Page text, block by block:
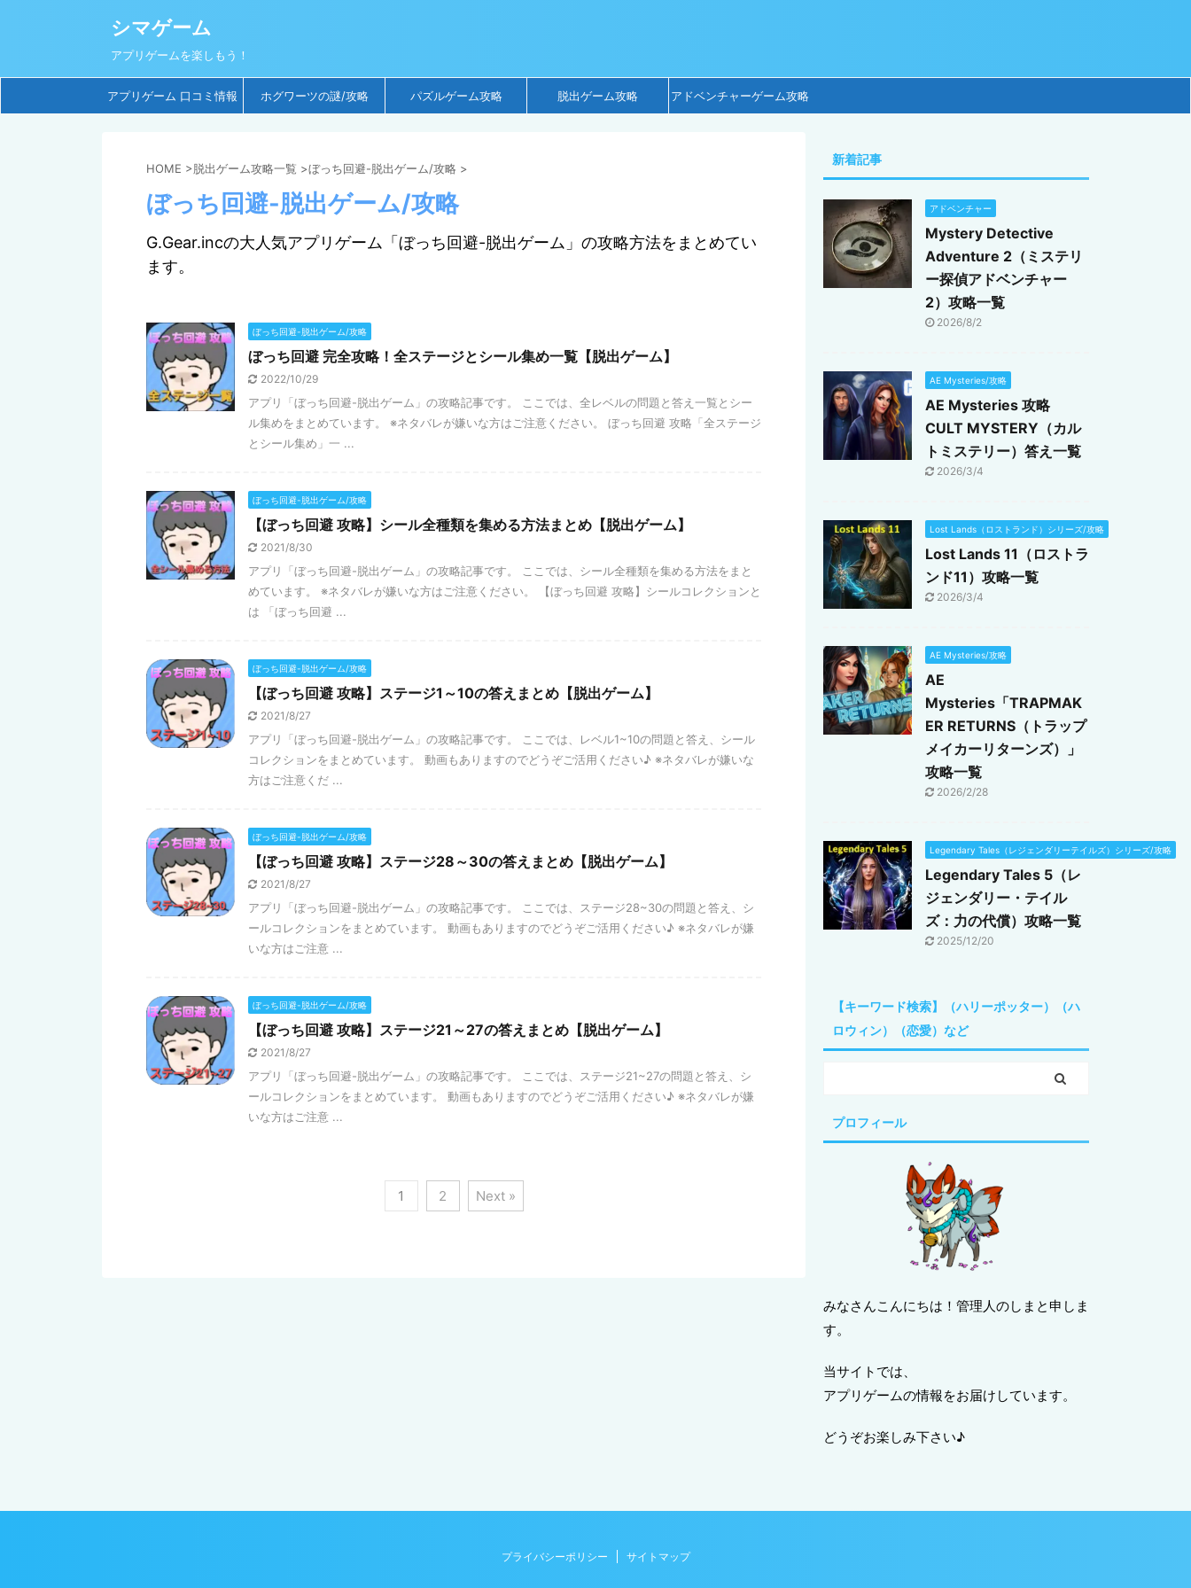
シマゲーム
アプリゲームを楽しもう！
アプリゲーム 口コミ情報 ホグワーツの謎/攻略 パズルゲーム攻略 脱出ゲーム攻略 アドベンチャーゲーム攻略
HOME >脱出ゲーム攻略一覧 >ぼっち回避-脱出ゲーム/攻略 >
ぼっち回避-脱出ゲーム/攻略
G.Gear.incの大人気アプリゲーム「ぼっち回避-脱出ゲーム」の攻略方法をまとめてい
ます。
ぼっち回避-脱出ゲーム/攻略
ぼっち回避 完全攻略！全ステージとシール集め一覧【脱出ゲーム】
2022/10/29
アプリ「ぼっち回避-脱出ゲーム」の攻略記事です。 ここでは、全レベルの問題と答え一覧とシー
ル集めをまとめています。 ※ネタバレが嫌いな方はご注意ください。 ぼっち回避 攻略「全ステージ
とシール集め」一 ...
ぼっち回避-脱出ゲーム/攻略
【ぼっち回避 攻略】シール全種類を集める方法まとめ【脱出ゲーム】
2021/8/30
アプリ「ぼっち回避-脱出ゲーム」の攻略記事です。 ここでは、シール全種類を集める方法をまと
めています。 ※ネタバレが嫌いな方はご注意ください。 【ぼっち回避 攻略】シールコレクションと
は 「ぼっち回避 ...
ぼっち回避-脱出ゲーム/攻略
【ぼっち回避 攻略】ステージ1～10の答えまとめ【脱出ゲーム】
2021/8/27
アプリ「ぼっち回避-脱出ゲーム」の攻略記事です。 ここでは、レベル1~10の問題と答え、シール
コレクションをまとめています。 動画もありますのでどうぞご活用ください♪ ※ネタバレが嫌いな
方はご注意くだ ...
ぼっち回避-脱出ゲーム/攻略
【ぼっち回避 攻略】ステージ28～30の答えまとめ【脱出ゲーム】
2021/8/27
アプリ「ぼっち回避-脱出ゲーム」の攻略記事です。 ここでは、ステージ28~30の問題と答え、シ
ールコレクションをまとめています。 動画もありますのでどうぞご活用ください♪ ※ネタバレが嫌
いな方はご注意 ...
ぼっち回避-脱出ゲーム/攻略
【ぼっち回避 攻略】ステージ21～27の答えまとめ【脱出ゲーム】
2021/8/27
アプリ「ぼっち回避-脱出ゲーム」の攻略記事です。 ここでは、ステージ21~27の問題と答え、シ
ールコレクションをまとめています。 動画もありますのでどうぞご活用ください♪ ※ネタバレが嫌
いな方はご注意 ...
1 2 Next »
新着記事
アドベンチャー
Mystery Detective
Adventure 2（ミステリ
ー探偵アドベンチャー
2）攻略一覧
2026/8/2
AE Mysteries/攻略
AE Mysteries 攻略
CULT MYSTERY（カル
トミステリー）答え一覧
2026/3/4
Lost Lands（ロストランド）シリーズ/攻略
Lost Lands 11（ロストラ
ンド11）攻略一覧
2026/3/4
AE Mysteries/攻略
AE
Mysteries「TRAPMAK
ER RETURNS（トラップ
メイカーリターンズ）」
攻略一覧
2026/2/28
Legendary Tales（レジェンダリーテイルズ）シリーズ/攻略
Legendary Tales 5（レ
ジェンダリー・テイル
ズ：力の代償）攻略一覧
2025/12/20
【キーワード検索】（ハリーポッター）（ハ
ロウィン）（恋愛）など
プロフィール
みなさんこんにちは！管理人のしまと申しま
す。
当サイトでは、
アプリゲームの情報をお届けしています。
どうぞお楽しみ下さい♪
プライバシーポリシー サイトマップ